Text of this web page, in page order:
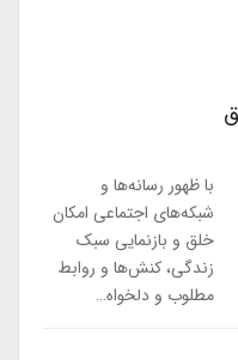
با ظهور رسانه‌ها و
شبکه‌های اجتماعی امکان
خلق و بازنمایی سبک
زندگی، کنش‌ها و روابط
مطلوب و دلخواه…